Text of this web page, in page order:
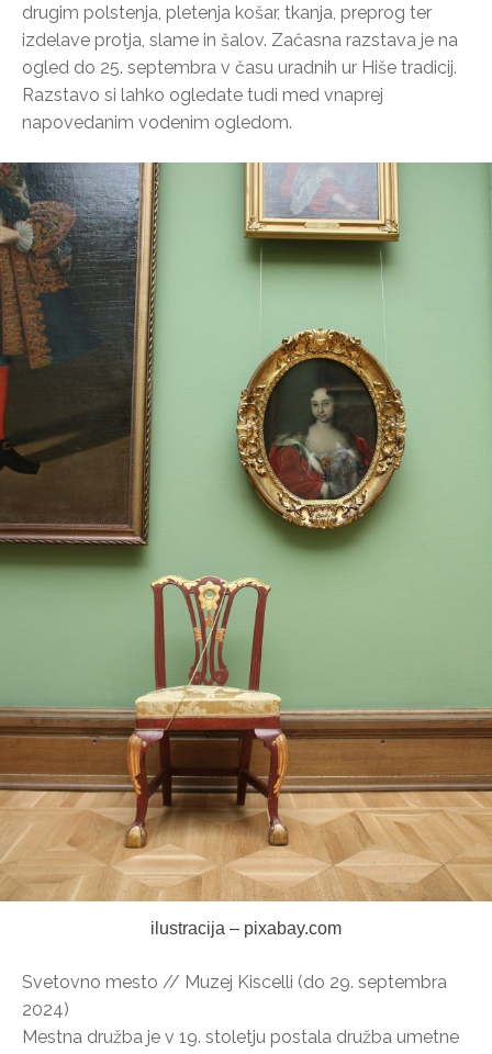
drugim polstenja, pletenja košar, tkanja, preprog ter
izdelave protja, slame in šalov. Začasna razstava je na
ogled do 25. septembra v času uradnih ur Hiše tradicij.
Razstavo si lahko ogledate tudi med vnaprej
napovedanim vodenim ogledom.
ilustracija – pixabay.com
Svetovno mesto // Muzej Kiscelli (do 29. septembra
2024)
Mestna družba je v 19. stoletju postala družba umetne